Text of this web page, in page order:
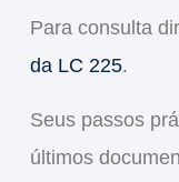
Para consulta
da LC 225.
Seus passos
últimos